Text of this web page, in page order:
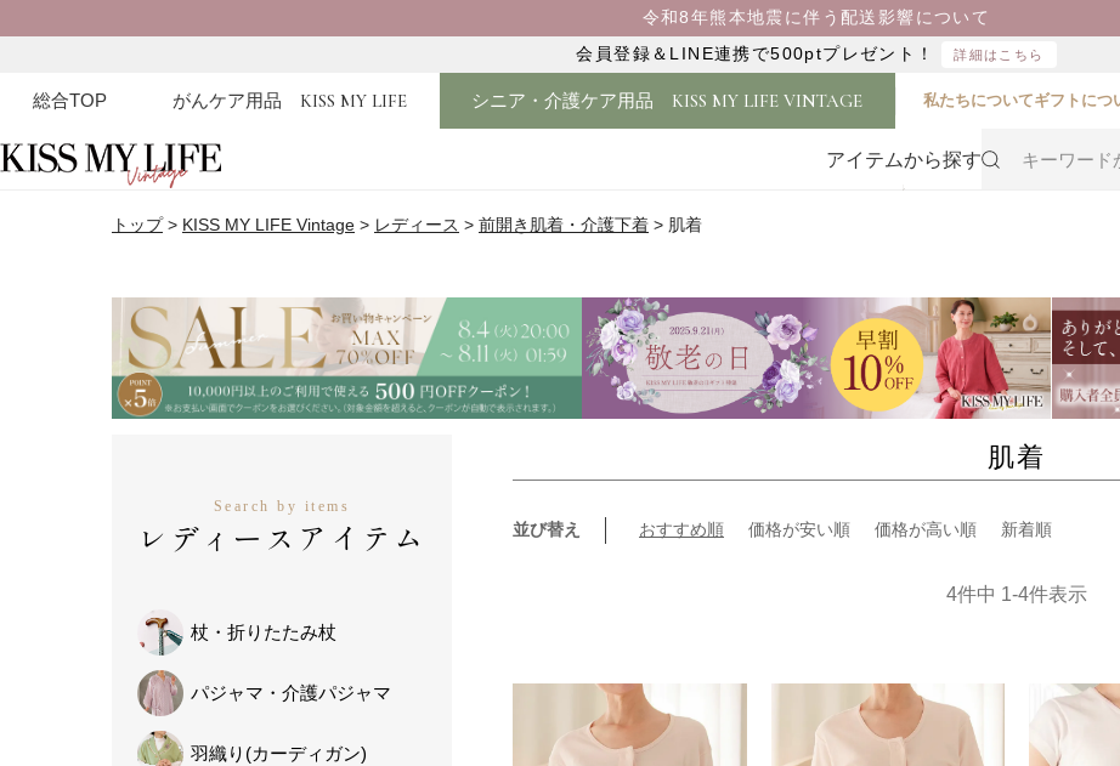
令和8年熊本地震に伴う配送影響について
会員登録＆LINE連携で500ptプレゼント！
詳細はこちら
総合TOP がんケア用品 KISS MY LIFE シニア・介護ケア用品 KISS MY LIFE VINTAGE 私たちについてギフトにつ
アイテムから探す
トップ KISS MY LIFE Vintage レディース 前開き肌着・介護下着 肌着
Search by items
レディースアイテム
杖・ 折りたたみ杖
パジャマ・ 介護パジャマ
羽織り (カーディガン)
肌着
並び替え おすすめ順 価格が安い順 価格が高い順 新着順
4件中 1-4件表示